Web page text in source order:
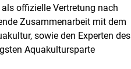
offizielle Vertretung nach
Zusammenarbeit mit dem
sowie den Experten des
Aquakultursparte